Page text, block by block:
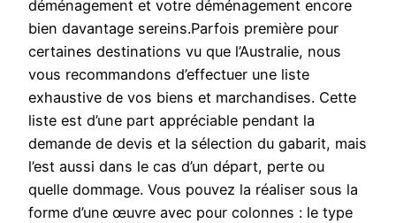
déménagement et votre déménagement encore
bien davantage sereins.Parfois première pour
certaines destinations vu que l’Australie, nous
vous recommandons d’effectuer une liste
exhaustive de vos biens et marchandises. Cette
liste est d’une part appréciable pendant la
demande de devis et la sélection du gabarit, mais
l’est aussi dans le cas d’un départ, perte ou
quelle dommage. Vous pouvez la réaliser sous la
forme d’une œuvre avec pour colonnes : le type